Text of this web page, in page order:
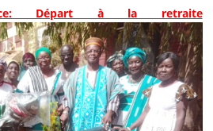
Départ à la retraite